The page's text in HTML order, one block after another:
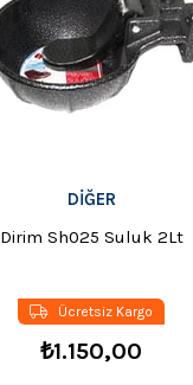
DİĞER
Dirim Sh025 Suluk 2Lt
₺1.150,00
Ücretsiz Kargo